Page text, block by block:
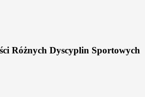
Różnych Dyscyplin Sportowych